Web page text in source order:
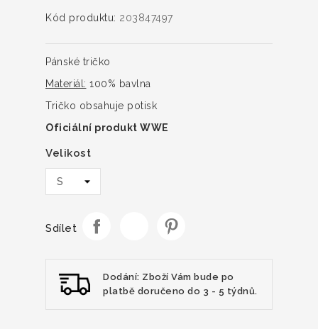
Kód produktu: 203847497
Pánské tričko
Materiál: 100% bavlna
Tričko obsahuje potisk
Oficiální produkt WWE
Velikost
Sdílet
Dodání: Zboží Vám bude po
platbě doručeno do 3 - 5 týdnů.